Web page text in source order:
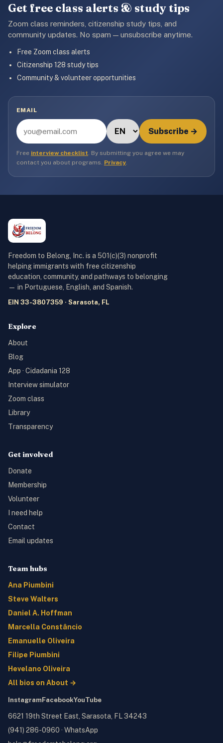
Get free class alerts & study tips
Zoom class reminders, citizenship study tips, and
community updates. No spam — unsubscribe anytime.
Free Zoom class alerts
Citizenship 128 study tips
Community & volunteer opportunities
EMAIL
Subscribe →
Free interview checklist. By submitting you agree we may
contact you about programs. Privacy.
Freedom to Belong, Inc. is a 501(c)(3) nonprofit
helping immigrants with free citizenship
education, community, and pathways to belonging
— in Portuguese, English, and Spanish.
EIN 33-3807359 · Sarasota, FL
Explore
About
Blog
App · Cidadania 128
Interview simulator
Zoom class
Library
Transparency
Get involved
Donate
Membership
Volunteer
I need help
Contact
Email updates
Team hubs
Ana Piumbini
Steve Walters
Daniel A. Hoffman
Marcella Constâncio
Emanuelle Oliveira
Filipe Piumbini
Hevelano Oliveira
All bios on About →
InstagramFacebookYouTube
6621 19th Street East, Sarasota, FL 34243
(941) 286-0960 · WhatsApp